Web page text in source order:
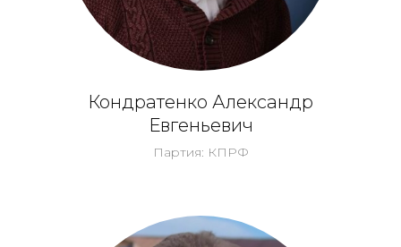
Кондратенко Александр
Евгеньевич
Партия: КПРФ